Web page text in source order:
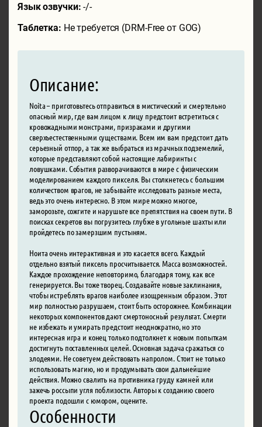
Язык озвучки:-/-
Таблетка: Не требуется (DRM-Free от GOG)
Описание:
Noita – приготовьтесь отправиться в мистический и смертельно
опасный мир, где вам лицом к лицу предстоит встретиться с
кровожадными монстрами, призраками и другими
сверхъестественными существами. Всем им вам предстоит дать
серьезный отпор, а так же выбраться из мрачных подземелий,
которые представляют собой настоящие лабиринты с
ловушками. События разворачиваются в мире с физическим
моделированием каждого пикселя. Вы столкнетесь с большим
количеством врагов, не забывайте исследовать разные места,
ведь это очень интересно. В этом мире можно многое,
заморозьте, сожгите и нарушьте все препятствия на своем пути. В
поисках секретов вы погрузитесь глубже в угольные шахты или
пройдетесь по замерзшим пустыням.
Ноита очень интерактивная и это касается всего. Каждый
отдельно взятый пиксель просчитывается. Масса возможностей.
Каждое прохождение неповторимо, благодаря тому, как все
генерируется. Вы тоже творец. Создавайте новые заклинания,
чтобы истреблять врагов наиболее изощренным образом. Этот
мир полностью разрушаем, стоит быть осторожнее. Комбинации
некоторых компонентов дают смертоносный результат. Смерти
не избежать и умирать предстоит неоднократно, но это
интересная игра и конец только подтолкнет к новым попыткам
достигнуть поставленных целей. Основная задача сражаться со
злодеями. Не советуем действовать напролом. Стоит не только
использовать магию, но и продумывать свои дальнейшие
действия. Можно свалить на противника груду камней или
зажечь россыпи угля поблизости. Авторы к созданию своего
проекта подошли с юмором, оцените.
Особенности